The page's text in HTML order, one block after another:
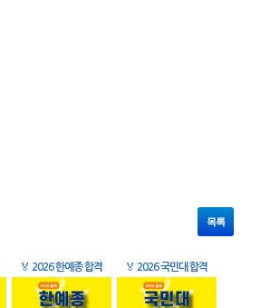
목록
🏅 2026 한예종 합격 🏅 2026 국민대 합격